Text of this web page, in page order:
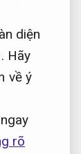
diện
Hãy
về ý
rõ